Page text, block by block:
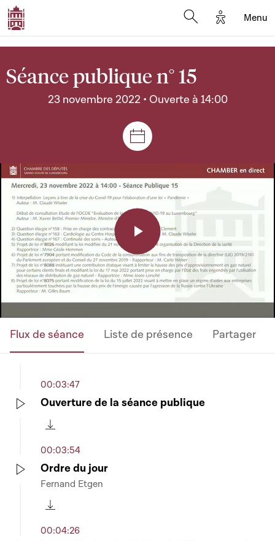
Options
Menu
Séance publique n° 15
23 novembre 2022 • Ouverte à 14:00
Séances et réunions
Play
Video
Flux de séance Liste de présence Partager
00:03:47
Ouverture de la séance publique
00:03:54
Ordre du jour
Fernand Etgen
00:04:26